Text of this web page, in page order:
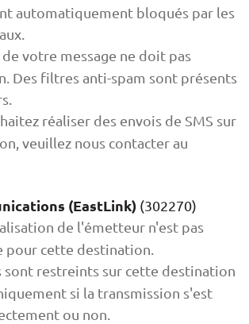
automatiquement bloqués par les
votre message ne doit pas
Des filtres anti-spam sont présents
réaliser des envois de SMS sur
veuillez nous contacter au
(EastLink) (302270)
de l'émetteur n'est pas
pour cette destination.
sont restreints sur cette destination
si la transmission s'est
ou non.